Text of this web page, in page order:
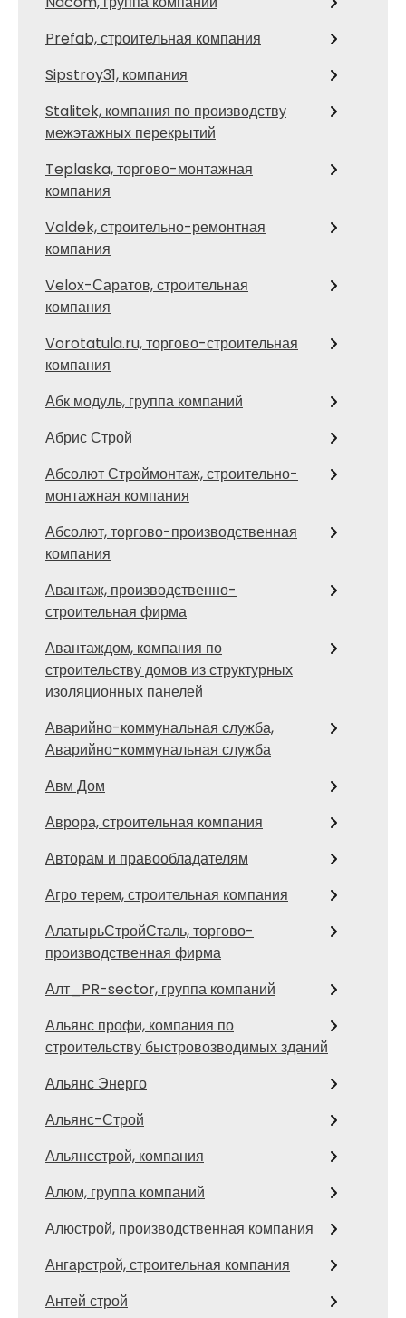
Prefab, строительная компания
Sipstroy31, компания
Stalitek, компания по производству
межэтажных перекрытий
Teplaska, торгово-монтажная
компания
Valdek, строительно-ремонтная
компания
Velox-Саратов, строительная
компания
Vorotatula.ru, торгово-строительная
компания
Абк модуль, группа компаний
Абрис Строй
Абсолют Строймонтаж, строительно-
монтажная компания
Абсолют, торгово-производственная
компания
Авантаж, производственно-
строительная фирма
Авантаждом, компания по
строительству домов из структурных
изоляционных панелей
Аварийно-коммунальная служба,
Аварийно-коммунальная служба
Авм Дом
Аврора, строительная компания
Авторам и правообладателям
Агро терем, строительная компания
АлатырьСтройСталь, торгово-
производственная фирма
Алт_PR-sector, группа компаний
Альянс профи, компания по
строительству быстровозводимых зданий
Альянс Энерго
Альянс-Строй
Альянсстрой, компания
Алюм, группа компаний
Алюстрой, производственная компания
Ангарстрой, строительная компания
Антей строй